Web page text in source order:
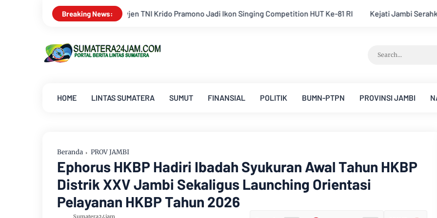
Breaking News:
Pramono Jadi Ikon Singing Competition HUT Ke-81 RI Kejati Jambi Serahkan Dua Tersangka Korupsi Pengadaan
HOME LINTAS SUMATERA SUMUT FINANSIAL POLITIK BUMN-PTPN PROVINSI JAMBI
Beranda PROV JAMBI
Ephorus HKBP Hadiri Ibadah Syukuran Awal Tahun HKBP
Distrik XXV Jambi Sekaligus Launching Orientasi
Pelayanan HKBP Tahun 2026
Sumatera24jam